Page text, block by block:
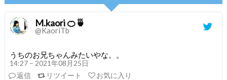
M.kaori 🍊🍵
@KaoriTb
うちのお兄ちゃんみたいやな。。
14:27 – 2021年08月25日
返信
リツイート お気に入り